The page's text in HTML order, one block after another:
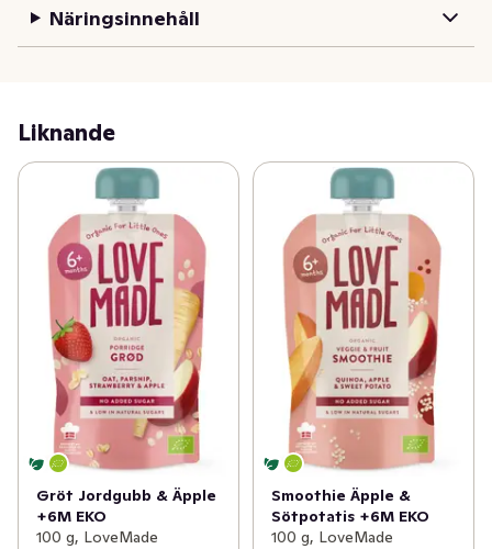
Näringsinnehåll
Liknande
Gröt Jordgubb & Äpple
+6M EKO
100 g, LoveMade
Smoothie Äpple &
Sötpotatis +6M EKO
100 g, LoveMade